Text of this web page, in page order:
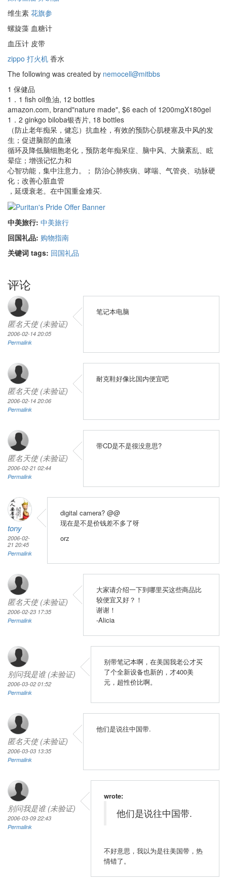
维生素 花旗参
螺旋藻 血糖计
血压计 皮带
zippo 打火机 香水
The following was created by nemocell@mitbbs
1 保健品
1．1 fish oil鱼油, 12 bottles
amazon.com, brand"nature made", $6 each of 1200mgX180gel
1．2 ginkgo biloba银杏片, 18 bottles
（防止老年痴呆，健忘）抗血栓，有效的预防心肌梗塞及中风的发
生；促进脑部的血液
循环及降低脑细胞老化，预防老年痴呆症、脑中风、大脑紊乱、眩
晕症；增强记忆力和
心智功能，集中注意力。； 防治心肺疾病、哮喘、气管炎、动脉硬
化；改善心脏血管
，延缓衰老。在中国重金难买.
中美旅行: 中美旅行
回国礼品: 购物指南
关键词 tags: 回国礼品
评论
匿名天使 (未验证)
2006-02-14 20:05
Permalink
笔记本电脑
匿名天使 (未验证)
2006-02-14 20:06
Permalink
耐克鞋好像比国内便宜吧
匿名天使 (未验证)
2006-02-21 02:44
Permalink
带CD是不是很没意思?
tony
2006-02-
21 20:45
Permalink
digital camera? @@
现在是不是价钱差不多了呀
orz
匿名天使 (未验证)
2006-02-23 17:35
Permalink
大家请介绍一下到哪里买这些商品比
较便宜又好？！
谢谢！
-Alicia
别问我是谁 (未验证)
2006-03-02 01:52
Permalink
别带笔记本啊，在美国我老公才买
了个全新设备也新的，才400美
元，超性价比啊。
匿名天使 (未验证)
2006-03-03 13:35
Permalink
他们是说往中国带.
别问我是谁 (未验证)
2006-03-09 22:43
Permalink
wrote:
他们是说往中国带.
不好意思，我以为是往美国带，热
情错了。